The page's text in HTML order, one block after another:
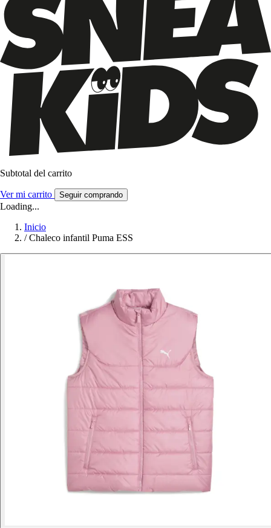
Subtotal del carrito
Ver mi carrito Seguir comprando
Loading...
Inicio
/ Chaleco infantil Puma ESS